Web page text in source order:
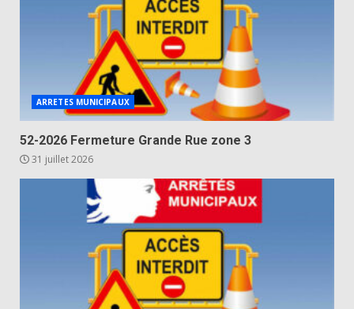
ARRETES MUNICIPAUX
52-2026 Fermeture Grande Rue zone 3
31 juillet 2026